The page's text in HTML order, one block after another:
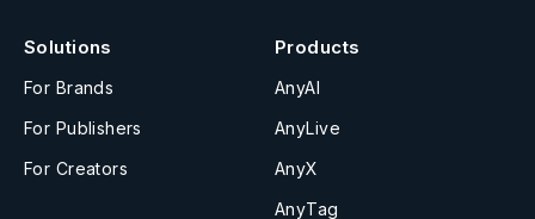
Solutions
For Brands
For Publishers
For Creators
Products
AnyAI
AnyLive
AnyX
AnyTag